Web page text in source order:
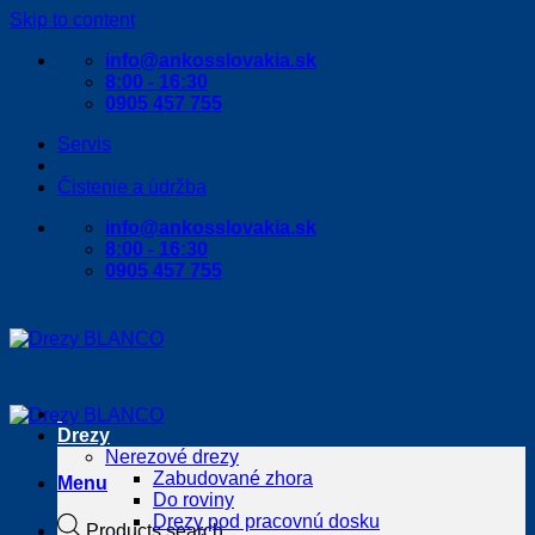
Skip to content
info@ankosslovakia.sk
8:00 - 16:30
0905 457 755
Servis
Čistenie a údržba
info@ankosslovakia.sk
8:00 - 16:30
0905 457 755
Menu
Products search
Drezy
Nerezové drezy
Zabudované zhora
Do roviny
Drezy pod pracovnú dosku